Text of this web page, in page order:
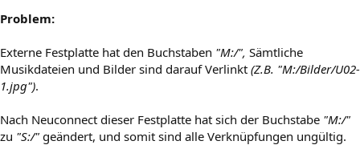
Problem:
Externe Festplatte hat den Buchstaben "M:/", Sämtliche
Musikdateien und Bilder sind darauf Verlinkt (Z.B. "M:/Bilder/U02-
1.jpg").
Nach Neuconnect dieser Festplatte hat sich der Buchstabe "M:/"
zu "S:/" geändert, und somit sind alle Verknüpfungen ungültig.